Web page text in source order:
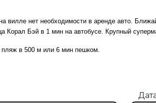
вилле нет необходимости в аренде авто.
Корал Бэй в 1 мин на автобусе. Крупный
в 500 м или 6 мин пешком.